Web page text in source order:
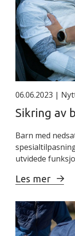
06.06.2023 |
Sikring av
Barn med
utvidede
Les mer